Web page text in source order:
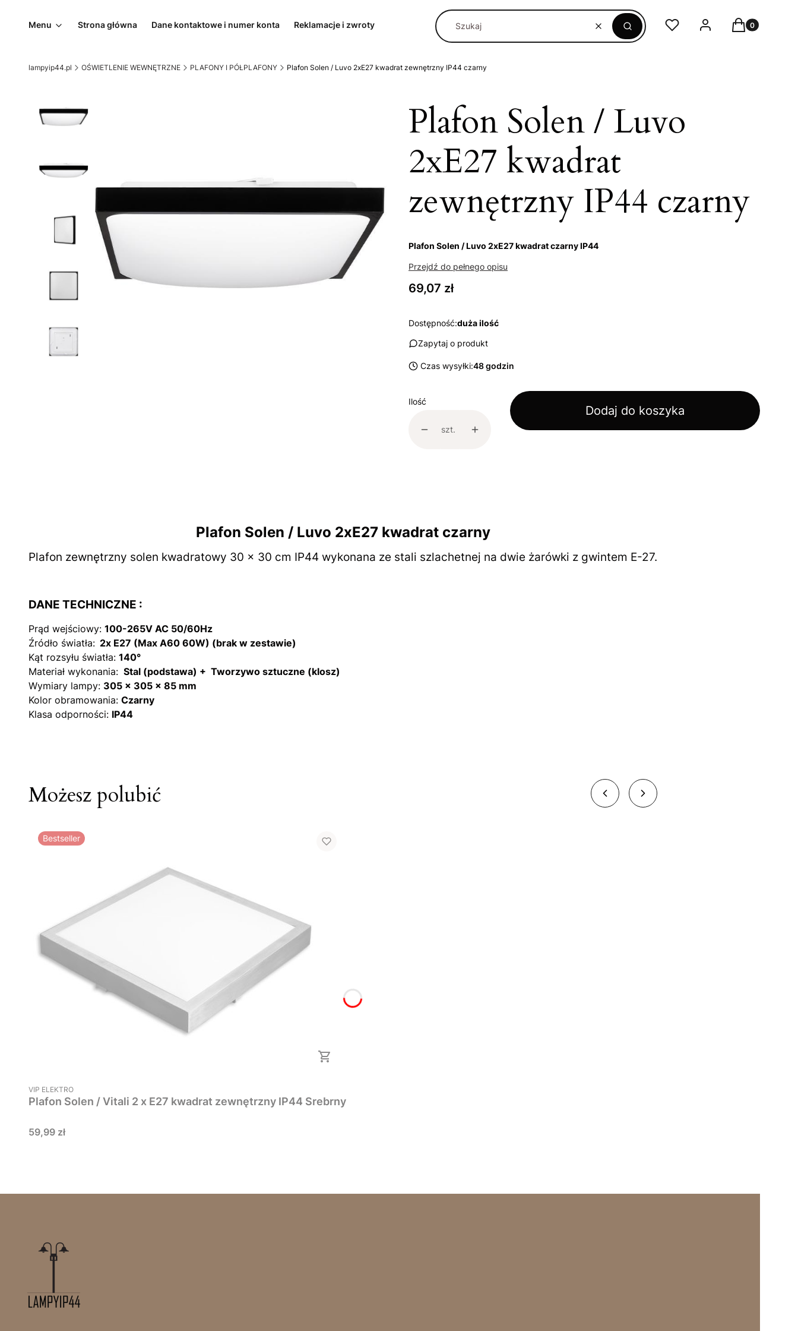
Menu Strona główna Dane kontaktowe i numer konta Reklamacje i zwroty
WyczyśćSzukaj
Ulubione Zaloguj sięProdukty w
Koszyk
lampyip44.pl OŚWIETLENIE WEWNĘTRZNE PLAFONY I PÓŁPLAFONY Plafon Solen / Luvo 2xE27 kwadrat zewnętrzny IP44 czarny
Plafon Solen / Luvo
2xE27 kwadrat
zewnętrzny IP44 czarny
Plafon Solen / Luvo 2xE27 kwadrat czarny IP44
Przejdź do pełnego opisu
Cena
69,07 zł
Dostępność:duża ilość
Zapytaj o produkt
Czas wysyłki:48 godzin
Ilość
szt.
Dodaj do koszyka
Plafon Solen / Luvo 2xE27 kwadrat czarny
Plafon zewnętrzny solen kwadratowy 30 x 30 cm IP44 wykonana ze stali szlachetnej na dwie żarówki z gwintem E-27.
DANE TECHNICZNE :
Prąd wejściowy: 100-265V AC 50/60Hz
Źródło światła: 2x E27 (Max A60 60W) (brak w zestawie)
Kąt rozsyłu światła: 140°
Materiał wykonania: Stal (podstawa) + Tworzywo sztuczne (klosz)
Wymiary lampy: 305 x 305 x 85 mm
Kolor obramowania: Czarny
Klasa odporności: IP44
Możesz polubić
Bestseller
PRODUCENT
VIP ELEKTRO
Plafon Solen / Vitali 2 x E27 kwadrat zewnętrzny IP44 Srebrny
Cena
59,99 zł